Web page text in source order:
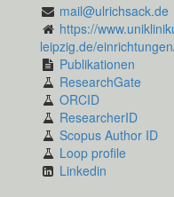
mail@ulrichsack.de
https://
leipzig.de/
Publikationen
ResearchGate
ORCID
ResearcherID
Scopus Author ID
Loop profile
Linkedin